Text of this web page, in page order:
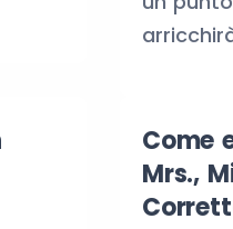
Come
Mrs.,